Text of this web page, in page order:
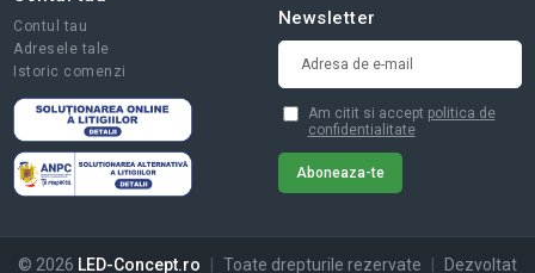
Contul tau
Adresele tale
Istoric comenzi
Newsletter
Am citit si accept politica de
confidentialitate
© 2026 LED-Concept.ro | Toate drepturile rezervate | Dezvoltat